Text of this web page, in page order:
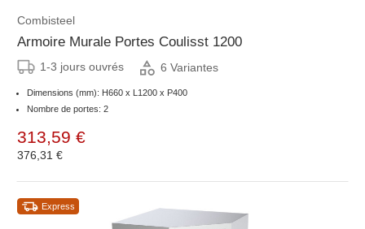
Combisteel
Armoire Murale Portes Coulisst 1200
1-3 jours ouvrés 6 Variantes
Dimensions (mm): H660 x L1200 x P400
Nombre de portes: 2
313,59 €
376,31 €
Express